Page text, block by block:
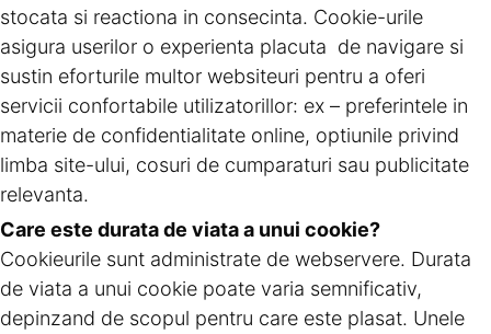
stocata si reactiona in consecinta. Cookie-urile
asigura userilor o experienta placuta de navigare si
sustin eforturile multor websiteuri pentru a oferi
servicii confortabile utilizatorillor: ex – preferintele in
materie de confidentialitate online, optiunile privind
limba site-ului, cosuri de cumparaturi sau publicitate
relevanta.
Care este durata de viata a unui cookie?
Cookieurile sunt administrate de webservere. Durata
de viata a unui cookie poate varia semnificativ,
depinzand de scopul pentru care este plasat. Unele